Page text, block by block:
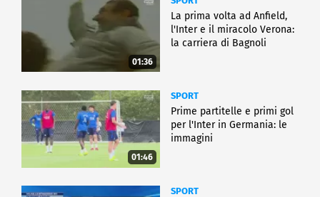
01:36
La prima volta ad Anfield,
l'Inter e il miracolo Verona:
la carriera di Bagnoli
01:46
SPORT
Prime partitelle e primi gol
per l'Inter in Germania: le
immagini
SPORT